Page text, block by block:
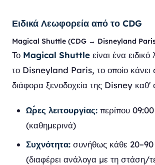
Ειδικά Λεωφορεία από το CDG
Magical Shuttle (CDG → Disneyland
Το Magical Shuttle είναι ένα
το Disneyland Paris, το οποίο κάνει
διάφορα ξενοδοχεία της Disney καθ'
Ώρες λειτουργίας: περίπου
(καθημερινά)
Συχνότητα: συνήθως κάθε 20–90
(διαφέρει ανάλογα με τη στάση/